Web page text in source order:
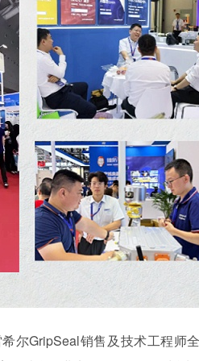
尔GripSeal销售及技术工程师